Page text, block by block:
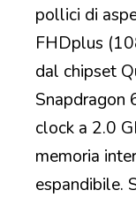
pollici di
FHDplus
dal chipset
Snapdragon
clock a 2.0
memoria
espandibile.